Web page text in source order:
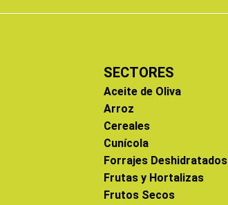
SECTORES
Aceite de Oliva
Arroz
Cereales
Cunícola
Forrajes Deshidratados
Frutas y Hortalizas
Frutos Secos